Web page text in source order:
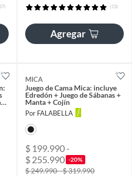
(13)
Agregar
MICA
Juego de Cama Mica: incluye
Edredón + Juego de Sábanas +
Manta + Cojín
Por FALABELLA
$ 199.990 -
$ 255.990 -20%
$ 249.990 - $ 319.990